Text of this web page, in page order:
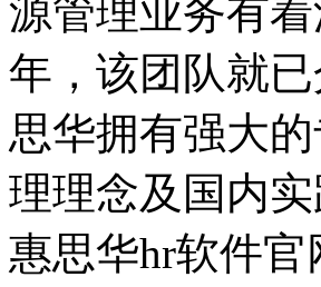
源管理业务有
年，该团队就
思华拥有强大
理理念及国内
惠思华hr软件